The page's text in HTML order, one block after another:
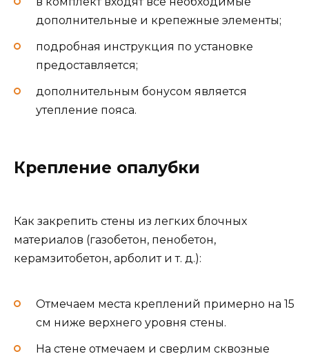
дополнительные и крепежные элементы;
подробная инструкция по установке
предоставляется;
дополнительным бонусом является
утепление пояса.
Крепление опалубки
Как закрепить стены из легких блочных
материалов (газобетон, пенобетон,
керамзитобетон, арболит и т. д.):
Отмечаем места креплений примерно на 15
см ниже верхнего уровня стены.
На стене отмечаем и сверлим сквозные